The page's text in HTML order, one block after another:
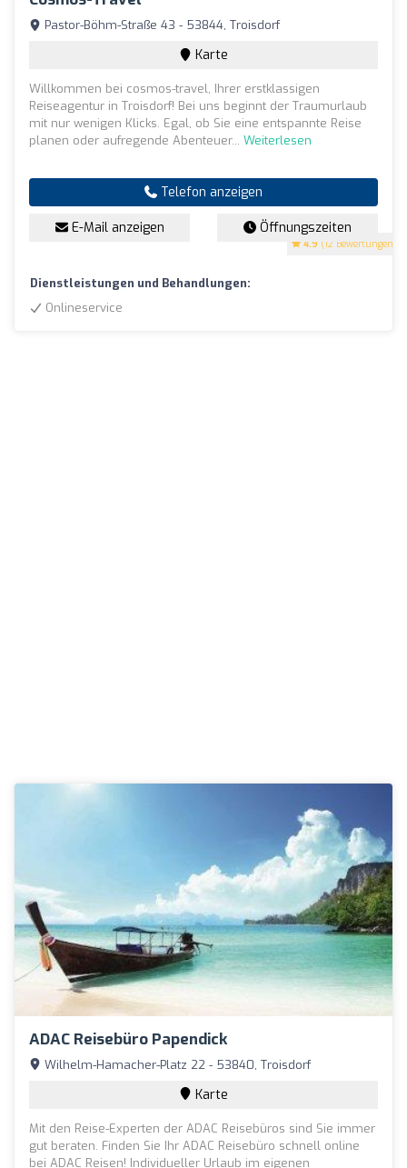
4.9 (12 Bewertungen)
Pastor-Böhm-Straße 43 - 53844, Troisdorf
Karte
Willkommen bei cosmos-travel, Ihrer erstklassigen
Reiseagentur in Troisdorf! Bei uns beginnt der Traumurlaub
mit nur wenigen Klicks. Egal, ob Sie eine entspannte Reise
planen oder aufregende Abenteuer... Weiterlesen
Telefon anzeigen
E-Mail anzeigen Öffnungszeiten
Dienstleistungen und Behandlungen:
Onlineservice
ADAC Reisebüro Papendick
Wilhelm-Hamacher-Platz 22 - 53840, Troisdorf
Karte
Mit den Reise-Experten der ADAC Reisebüros sind Sie immer
gut beraten. Finden Sie Ihr ADAC Reisebüro schnell online
bei ADAC Reisen! Individueller Urlaub im eigenen